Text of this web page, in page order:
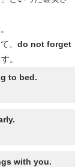
、 do not forget
。
to bed.
with you.